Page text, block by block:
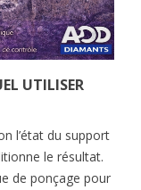
UTILISER
l’état du support
le résultat.
de ponçage pour